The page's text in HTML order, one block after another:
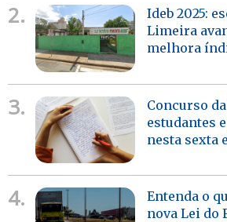
2.
Ideb 2025:
Limeira
melhora
3.
Concurso
estudantes
nesta sexta
4.
Entenda o
nova Lei do